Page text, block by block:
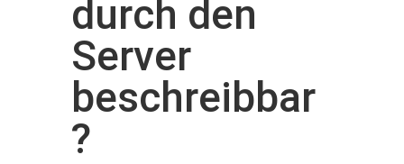
durch den
Server
beschreibbar
?